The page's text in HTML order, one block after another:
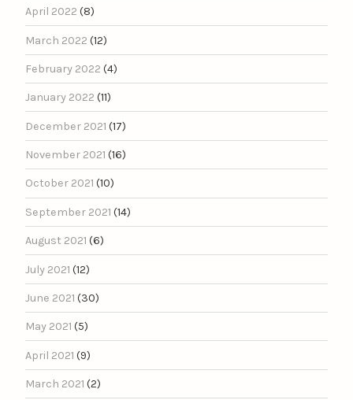
April 2022 (8)
March 2022 (12)
February 2022 (4)
January 2022 (11)
December 2021 (17)
November 2021 (16)
October 2021 (10)
September 2021 (14)
August 2021 (6)
July 2021 (12)
June 2021 (30)
May 2021 (5)
April 2021 (9)
March 2021 (2)